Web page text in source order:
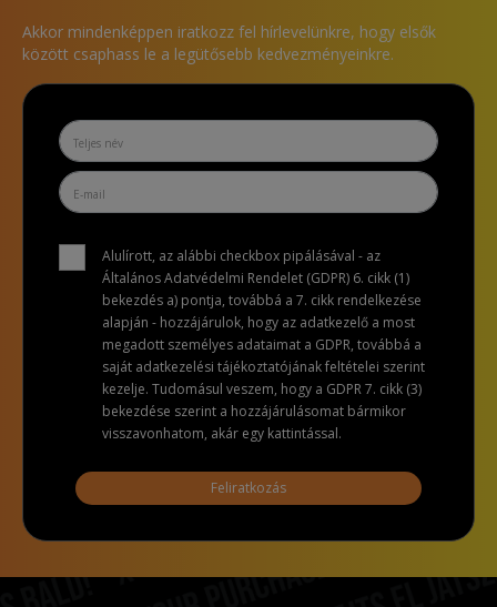
Akkor mindenképpen iratkozz fel hírlevelünkre, hogy elsők
között csaphass le a legütősebb kedvezményeinkre.
Alulírott, az alábbi checkbox pipálásával - az
Általános Adatvédelmi Rendelet (GDPR) 6. cikk (1)
bekezdés a) pontja, továbbá a 7. cikk rendelkezése
alapján - hozzájárulok, hogy az adatkezelő a most
megadott személyes adataimat a GDPR, továbbá a
saját adatkezelési tájékoztatójának feltételei szerint
kezelje. Tudomásul veszem, hogy a GDPR 7. cikk (3)
bekezdése szerint a hozzájárulásomat bármikor
visszavonhatom, akár egy kattintással.
Feliratkozás